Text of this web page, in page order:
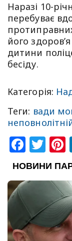
Наразі 10-
перебуває
його
дитини
бесіду.
Категорія:
Теги: вади